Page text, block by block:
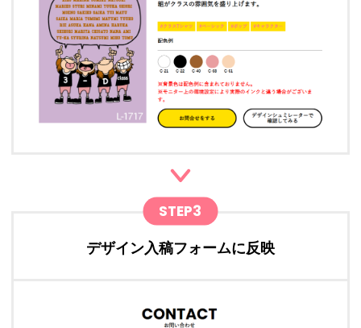
STEP3
デザイン入稿フォームに反映